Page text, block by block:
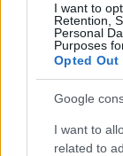
I want to
Retention,
Personal
Purposes
Opted Out
Google
I want to
related to